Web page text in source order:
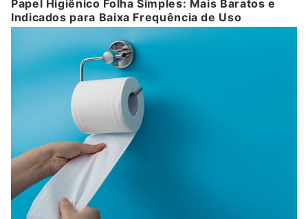
Papel Higiênico Folha Simples: Mais Baratos e
Indicados para Baixa Frequência de Uso